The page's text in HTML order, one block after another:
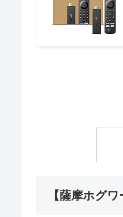
【薩摩ホグ